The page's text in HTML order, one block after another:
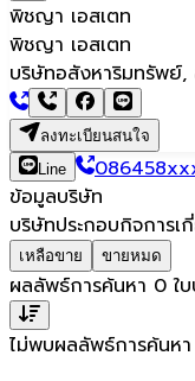
พิชญา เอสเตท
พิชญา เอสเตท
บริษัทอสังหาริมทรัพย์,
ลงทะเบียนสนใจ
Line
ข้อมูลบริษัท
บริษัทประกอบกิจการเ
เหลือขาย ขายหมด
ผลลัพธ์การค้นหา 0 ใ
ไม่พบผลลัพธ์การค้นหา